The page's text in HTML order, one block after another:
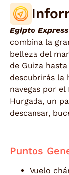
Egipto
combina la
belleza del
de Guiza
descubrirás la
navegas por
Hurgada, un
descansar,
Puntos
Vuelo